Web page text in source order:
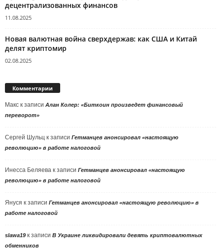
децентрализованных финансов
11.08.2025
Новая валютная война сверхдержав: как США и Китай
делят криптомир
02.08.2025
Комментарии
Макс к записи Алан Колер: «Биткоин произведет финансовый
переворот»
Сергей Шульц к записи Гетманцев анонсировал «настоящую
революцию» в работе налоговой
Инесса Беляева к записи Гетманцев анонсировал «настоящую
революцию» в работе налоговой
Януся к записи Гетманцев анонсировал «настоящую революцию» в
работе налоговой
slawa19 к записи В Украине ликвидировали девять криптовалютных
обменников